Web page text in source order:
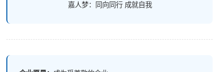
嘉人梦：同向同行 成就自我